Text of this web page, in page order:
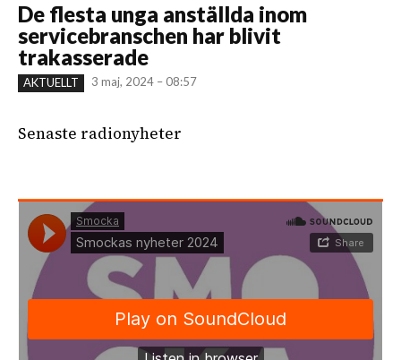
De flesta unga anställda inom
servicebranschen har blivit
trakasserade
AKTUELLT 3 maj, 2024 – 08:57
Senaste radionyheter